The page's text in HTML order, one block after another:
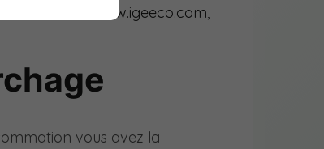
www.igeeco.com,
vous avez la